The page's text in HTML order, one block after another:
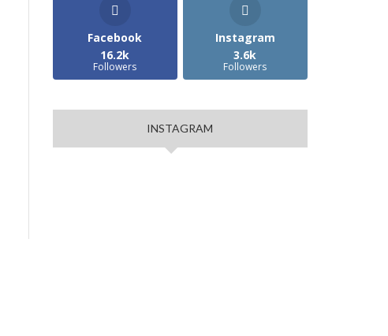
Facebook
16.2k
Followers
Instagram
3.6k
Followers
INSTAGRAM